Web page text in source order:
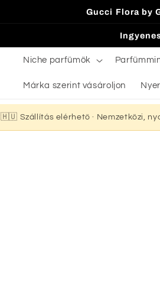
Gucci Flora by
Niche parfümök
Márka szerint vásároljon
🇭🇺 Szállítás elérhető · Nemzetközi,